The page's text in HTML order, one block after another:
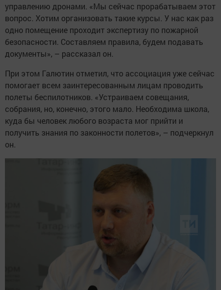
управлению дронами. «Мы сейчас прорабатываем этот
вопрос. Хотим организовать такие курсы. У нас как раз
одно помещение проходит экспертизу по пожарной
безопасности. Составляем правила, будем подавать
документы», – рассказал он.
При этом Галютин отметил, что ассоциация уже сейчас
помогает всем заинтересованным лицам проводить
полеты беспилотников. «Устраиваем совещания,
собрания, но, конечно, этого мало. Необходима школа,
куда бы человек любого возраста мог прийти и
получить знания по законности полетов», – подчеркнул
он.